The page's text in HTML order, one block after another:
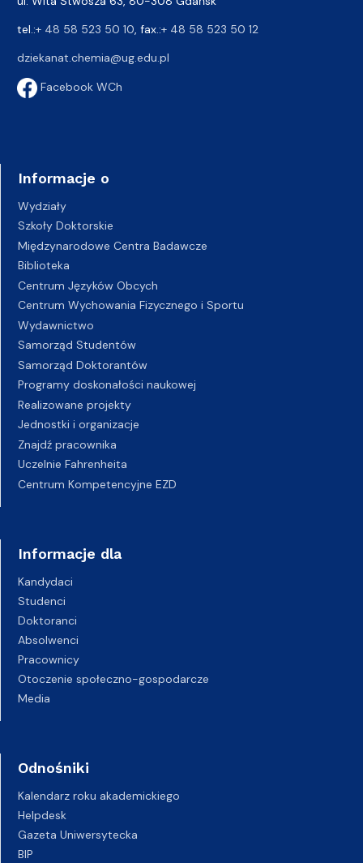
tel.:+ 48 58 523 50 10 , fax.:+ 48 58 523 50 12
dziekanat.chemia@ug.edu.pl
Facebook WCh
Informacje o
Wydziały
Szkoły Doktorskie
Międzynarodowe Centra Badawcze
Biblioteka
Centrum Języków Obcych
Centrum Wychowania Fizycznego i Sportu
Wydawnictwo
Samorząd Studentów
Samorząd Doktorantów
Programy doskonałości naukowej
Realizowane projekty
Jednostki i organizacje
Znajdź pracownika
Uczelnie Fahrenheita
Centrum Kompetencyjne EZD
Informacje dla
Kandydaci
Studenci
Doktoranci
Absolwenci
Pracownicy
Otoczenie społeczno-gospodarcze
Media
Odnośniki
Kalendarz roku akademickiego
Helpdesk
Gazeta Uniwersytecka
BIP